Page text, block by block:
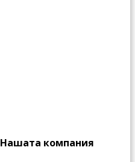
Нашата компания